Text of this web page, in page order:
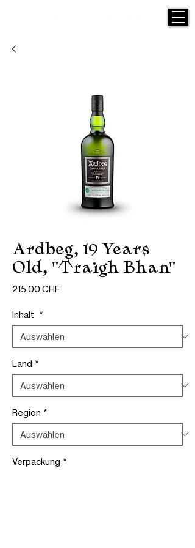
Ardbeg, 19 Years
Old, "Traigh Bhan"
215,00 CHFPreis
Inhalt *
Land *
Region *
Verpackung *